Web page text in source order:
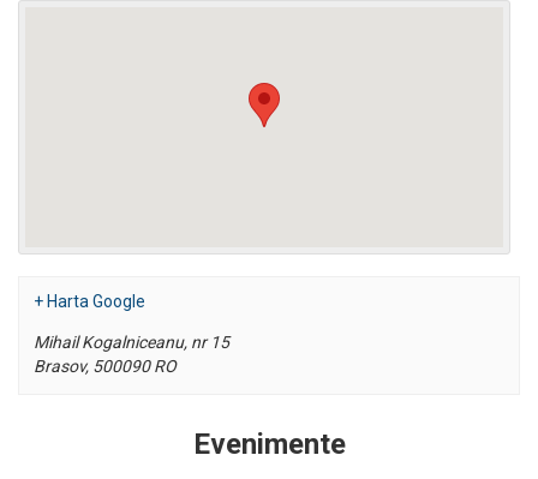
+ Harta Google
Mihail Kogalniceanu, nr 15
Brasov, 500090 RO
Evenimente